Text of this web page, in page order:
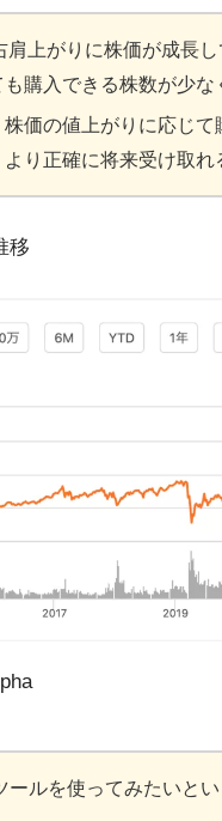
肩上がりに株価が成長
購入できる株数が少な
価の値上がりに応じ
り正確に将来受け取れ
移
ールを使ってみたいと